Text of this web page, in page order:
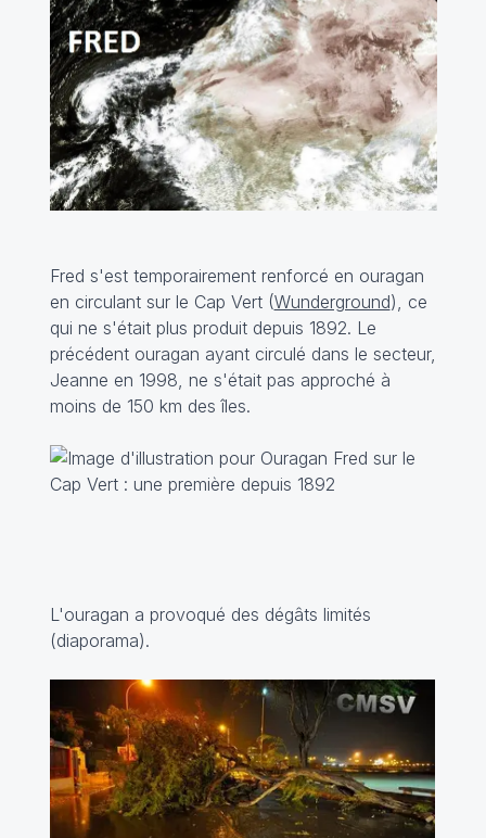
Fred s'est temporairement renforcé en ouragan
en circulant sur le Cap Vert (Wunderground), ce
qui ne s'était plus produit depuis 1892. Le
précédent ouragan ayant circulé dans le secteur,
Jeanne en 1998, ne s'était pas approché à
moins de 150 km des îles.
L'ouragan a provoqué des dégâts limités
(diaporama).